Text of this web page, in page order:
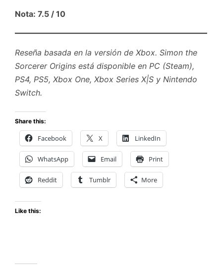
Nota: 7.5 / 10
Reseña basada en la versión de Xbox. Simon the
Sorcerer Origins está disponible en PC (Steam),
PS4, PS5, Xbox One, Xbox Series X|S y Nintendo
Switch.
Share this:
Facebook X LinkedIn
WhatsApp Email Print
Reddit Tumblr More
Like this: